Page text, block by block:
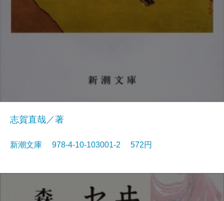
志賀直哉／著
新潮文庫 978-4-10-103001-2 572円